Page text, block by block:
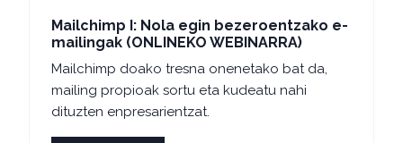
Mailchimp I: Nola egin bezeroentzako e-
mailingak (ONLINEKO WEBINARRA)
Mailchimp doako tresna onenetako bat da,
mailing propioak sortu eta kudeatu nahi
dituzten enpresarientzat.